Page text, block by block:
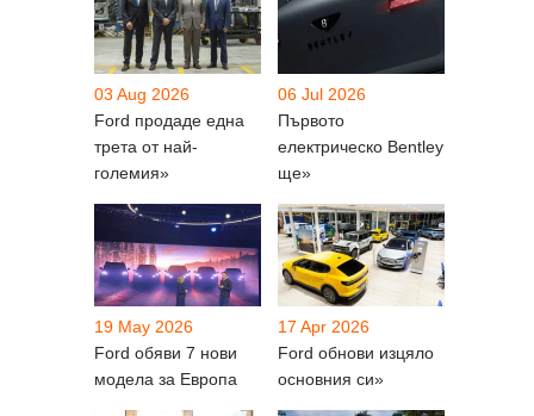
03 Aug 2026
Ford продаде една
трета от най-
големия»
06 Jul 2026
Първото
електрическо Bentley
ще»
19 May 2026
Ford обяви 7 нови
модела за Европа
17 Apr 2026
Ford обнови изцяло
основния си»